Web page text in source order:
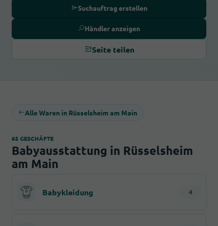
Suchauftrag erstellen
Händler anzeigen
Seite teilen
Alle Waren in Rüsselsheim am Main
65 GESCHÄFTE
Babyausstattung in Rüsselsheim
am Main
Babykleidung 4